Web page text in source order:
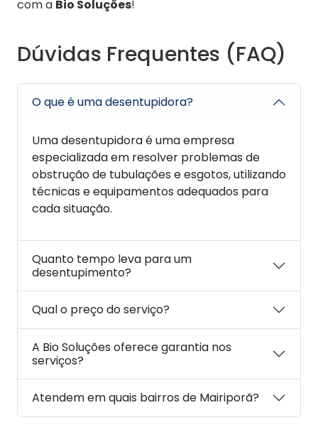
com a Bio Soluções!
Dúvidas Frequentes (FAQ)
O que é uma desentupidora?
Uma desentupidora é uma empresa
especializada em resolver problemas de
obstrução de tubulações e esgotos, utilizando
técnicas e equipamentos adequados para
cada situação.
Quanto tempo leva para um
desentupimento?
Qual o preço do serviço?
A Bio Soluções oferece garantia nos
serviços?
Atendem em quais bairros de Mairiporã?